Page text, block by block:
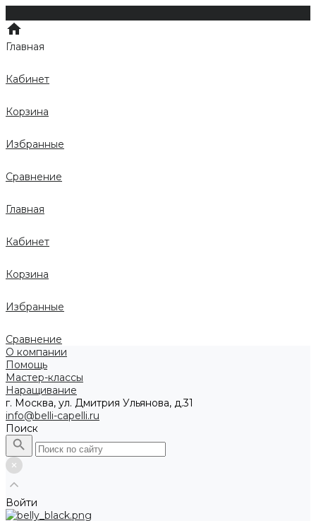
Главная
Кабинет
Корзина
Избранные
Сравнение
Главная
Кабинет
Корзина
Избранные
Сравнение
О компании
Помощь
Мастер-классы
Наращивание
г. Москва, ул. Дмитрия Ульянова, д.31
info@belli-capelli.ru
Поиск
Войти